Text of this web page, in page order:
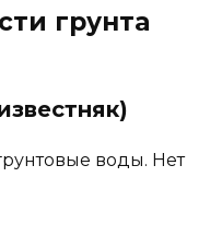
грунта
воды. Нет